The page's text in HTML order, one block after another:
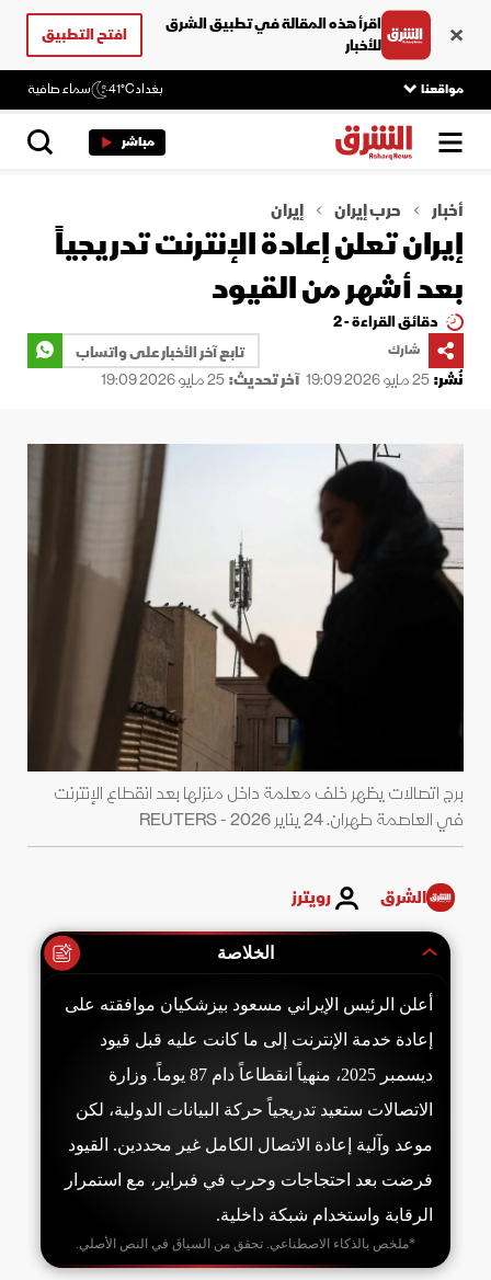
اقرأ هذه المقالة في تطبيق الشرق
للأخبار
افتح التطبيق
مواقعنا بغداد41°C سماء صافية
مباشر
أخبار حرب إيران إيران
إيران تعلن إعادة الإنترنت تدريجياً
بعد أشهر من القيود
دقائق القراءة - 2
شارك
تابع آخر الأخبار على واتساب
نُشر:25 مايو 2026 19:09 آخر تحديث:25 مايو 2026 19:09
برج اتصالات يظهر خلف معلمة داخل منزلها بعد انقطاع الإنترنت
في العاصمة طهران. 24 يناير 2026 - REUTERS
الشرق رويترز
الخلاصة
أعلن الرئيس الإيراني مسعود بيزشكيان موافقته على
إعادة خدمة الإنترنت إلى ما كانت عليه قبل قيود
ديسمبر 2025، منهياً انقطاعاً دام 87 يوماً. وزارة
الاتصالات ستعيد تدريجياً حركة البيانات الدولية، لكن
موعد وآلية إعادة الاتصال الكامل غير محددين. القيود
فرضت بعد احتجاجات وحرب في فبراير، مع استمرار
الرقابة واستخدام شبكة داخلية.
*ملخص بالذكاء الاصطناعي. تحقق من السياق في النص الأصلي.